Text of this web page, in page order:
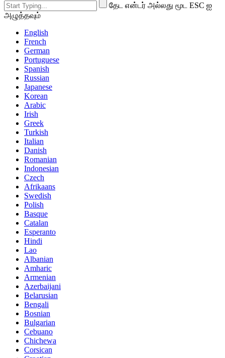
தேட என்டர் அல்லது மூட ESC ஐ
அழுத்தவும்
English
French
German
Portuguese
Spanish
Russian
Japanese
Korean
Arabic
Irish
Greek
Turkish
Italian
Danish
Romanian
Indonesian
Czech
Afrikaans
Swedish
Polish
Basque
Catalan
Esperanto
Hindi
Lao
Albanian
Amharic
Armenian
Azerbaijani
Belarusian
Bengali
Bosnian
Bulgarian
Cebuano
Chichewa
Corsican